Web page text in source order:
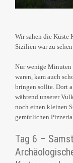
Wir sahen die Küste
Sizilien war zu
Nur wenige Minuten
waren, kam auch
bringen sollte. Dort
während unserer
noch einen kleinen
gemütlichen
Tag 6 –